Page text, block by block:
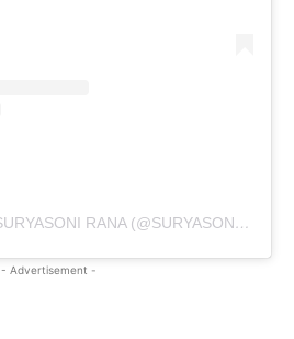
A POST SHARED BY SURYASONI RANA (@SURYASONI_RANA_OFFICIAL)
- Advertisement -